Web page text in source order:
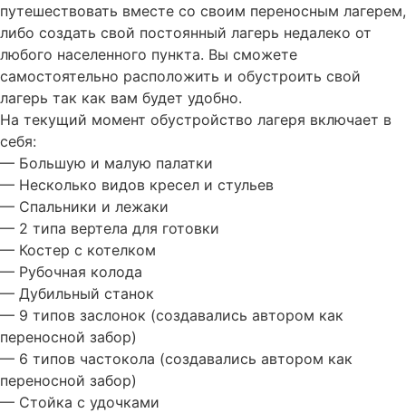
путешествовать вместе со своим переносным лагерем,
либо создать свой постоянный лагерь недалеко от
любого населенного пункта. Вы сможете
самостоятельно расположить и обустроить свой
лагерь так как вам будет удобно.
На текущий момент обустройство лагеря включает в
себя:
— Большую и малую палатки
— Несколько видов кресел и стульев
— Спальники и лежаки
— 2 типа вертела для готовки
— Костер с котелком
— Рубочная колода
— Дубильный станок
— 9 типов заслонок (создавались автором как
переносной забор)
— 6 типов частокола (создавались автором как
переносной забор)
— Стойка с удочками